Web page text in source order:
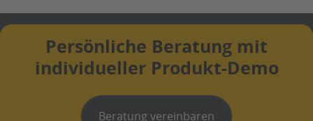
Persönliche Beratung mit
individueller Produkt-Demo
Beratung vereinbaren